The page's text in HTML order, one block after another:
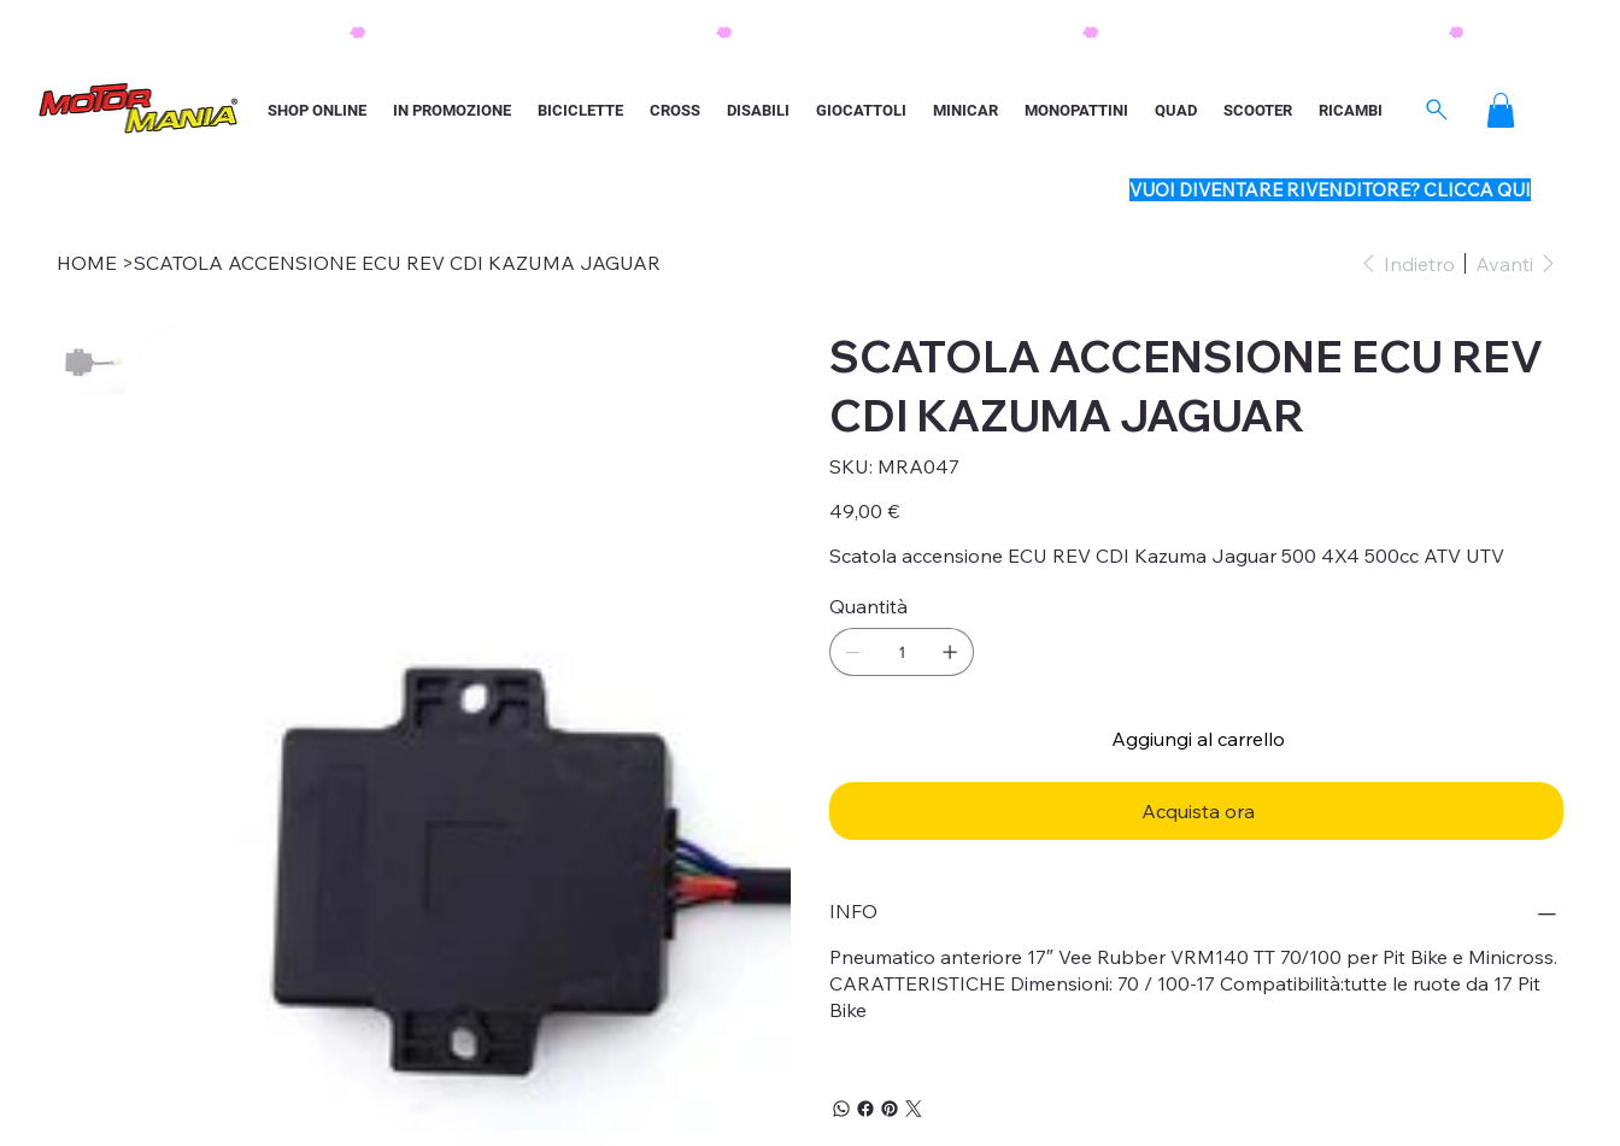
SHOP ONLINE IN PROMOZIONE BICICLETTE CROSS DISABILI GIOCATTOLI MINICAR MONOPATTINI QUAD SCOOTER RICAMBI
VUOI DIVENTARE RIVENDITORE? CLICCA QUI
HOME >SCATOLA ACCENSIONE ECU REV CDI KAZUMA JAGUAR Indietro Avanti
SCATOLA ACCENSIONE ECU REV
CDI KAZUMA JAGUAR
SKU: SKU
MRA047
MRA047
Prezzo
49,00 €
Scatola accensione ECU REV CDI Kazuma Jaguar 500 4X4 500cc ATV UTV
Quantità
Aggiungi al carrello
Acquista ora
INFO
Pneumatico anteriore 17″ Vee Rubber VRM140 TT 70/100 per Pit Bike e Minicross.
CARATTERISTICHE Dimensioni: 70 / 100-17 Compatibilità:tutte le ruote da 17 Pit
Bike